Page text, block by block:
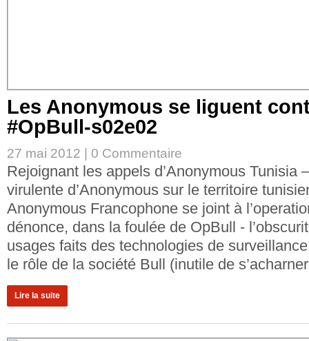
Les Anonymous se liguent
#OpBull-s02e02
27 mai 2012 | 0 Commentaire
Rejoignant les appels d’Anonymous Tunisia
virulente d’Anonymous sur le territoire
Anonymous Francophone se joint à
dénonce, dans la foulée de OpBull -
usages faits des technologies de
le rôle de la société Bull (inutile de
Lire la suite